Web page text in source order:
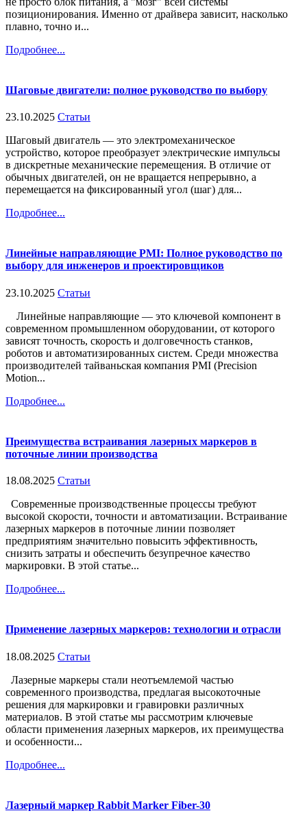
позиционирования. Именно от драйвера зависит, насколько
плавно, точно и...
Подробнее...
Шаговые двигатели: полное руководство по выбору
23.10.2025 Статьи
Шаговый двигатель — это электромеханическое
устройство, которое преобразует электрические импульсы
в дискретные механические перемещения. В отличие от
обычных двигателей, он не вращается непрерывно, а
перемещается на фиксированный угол (шаг) для...
Подробнее...
Линейные направляющие PMI: Полное руководство по
выбору для инженеров и проектировщиков
23.10.2025 Статьи
Линейные направляющие — это ключевой компонент в
современном промышленном оборудовании, от которого
зависят точность, скорость и долговечность станков,
роботов и автоматизированных систем. Среди множества
производителей тайваньская компания PMI (Precision
Motion...
Подробнее...
Преимущества встраивания лазерных маркеров в
поточные линии производства
18.08.2025 Статьи
Современные производственные процессы требуют
высокой скорости, точности и автоматизации. Встраивание
лазерных маркеров в поточные линии позволяет
предприятиям значительно повысить эффективность,
снизить затраты и обеспечить безупречное качество
маркировки. В этой статье...
Подробнее...
Применение лазерных маркеров: технологии и отрасли
18.08.2025 Статьи
Лазерные маркеры стали неотъемлемой частью
современного производства, предлагая высокоточные
решения для маркировки и гравировки различных
материалов. В этой статье мы рассмотрим ключевые
области применения лазерных маркеров, их преимущества
и особенности...
Подробнее...
Лазерный маркер Rabbit Marker Fiber-30